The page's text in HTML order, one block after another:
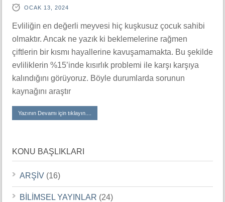
OCAK 13, 2024
Evliliğin en değerli meyvesi hiç kuşkusuz çocuk sahibi
olmaktır. Ancak ne yazık ki beklemelerine rağmen
çiftlerin bir kısmı hayallerine kavuşamamakta. Bu şekilde
evliliklerin %15’inde kısırlık problemi ile karşı karşıya
kalındığını görüyoruz. Böyle durumlarda sorunun
kaynağını araştır
Yazının Devamı için tıklayın....
KONU BAŞLIKLARI
ARŞİV (16)
BİLİMSEL YAYINLAR (24)